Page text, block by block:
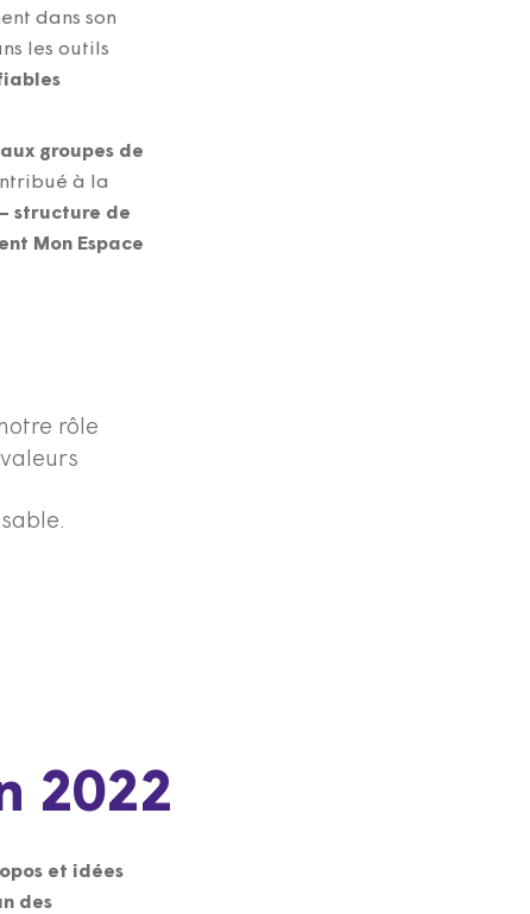
dans son
les outils
groupes de
à la
structure de
Mon Espace
rôle
2022
et idées
des